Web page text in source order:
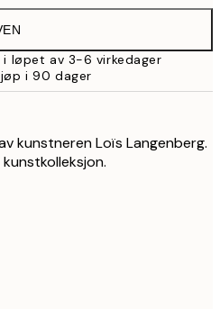
399 kr
i løpet av 3-6 virkedager
i 90 dager
kunstneren Loïs Langenberg.